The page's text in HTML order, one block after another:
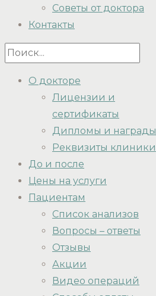
Советы от доктора
Контакты
О докторе
Лицензии и
сертификаты
Дипломы и награды
Реквизиты клиники
До и после
Цены на услуги
Пациентам
Список анализов
Вопросы – ответы
Отзывы
Акции
Видео операций